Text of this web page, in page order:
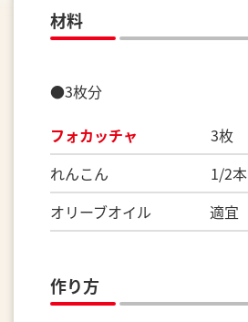
材料
●3枚分
フォカッチャ 3枚
れんこん 1/2本
オリーブオイル 適宜
作り方